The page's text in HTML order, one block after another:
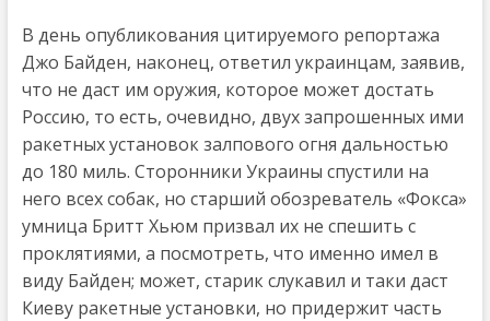
В день опубликования цитируемого репортажа
Джо Байден, наконец, ответил украинцам, заявив,
что не даст им оружия, которое может достать
Россию, то есть, очевидно, двух запрошенных ими
ракетных установок залпового огня дальностью
до 180 миль. Сторонники Украины спустили на
него всех собак, но старший обозреватель «Фокса»
умница Бритт Хьюм призвал их не спешить с
проклятиями, а посмотреть, что именно имел в
виду Байден; может, старик слукавил и таки даст
Киеву ракетные установки, но придержит часть